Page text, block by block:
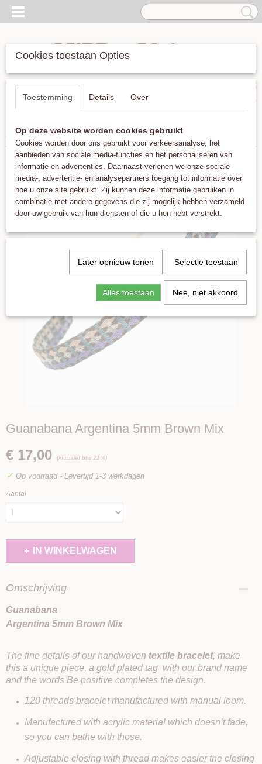
Inloggen Registreren
UW WINKELWAGEN
(0)
Home >Armbanden>Guanabana Argentina 5mm Brown Mix
Guanabana Argentina 5mm Brown Mix
€ 17,00 (inclusief btw 21%)
✓ Op voorraad - Levertijd 1-3 werkdagen
Aantal
IN WINKELWAGEN
Omschrijving
Guanabana
Argentina 5mm Brown Mix
The fine details of our handwoven textile bracelet, make
this a unique piece, a gold plated tag with our brand name
and the words Be positive completes the design.
120 threads bracelet manufactured with manual loom.
Manufactured with acrylic material which doesn’t fade,
so you can bathe with those.
Adjustable closing with thread makes easier the closing
Cookies toestaan Opties
Toestemming Details Over
Op deze website worden cookies gebruikt
Cookies worden door ons gebruikt voor verkeersanalyse, het
aanbieden van sociale media-functies en het personaliseren van
informatie en advertenties. Daarnaast verlenen we onze sociale
media-, advertentie- en analysepartners toegang tot informatie over
hoe u onze site gebruikt. Zij kunnen deze informatie gebruiken in
combinatie met andere gegevens die zij mogelijk hebben verzameld
door uw gebruik van hun diensten of die u hen hebt verstrekt.
Later opnieuw tonen Selectie toestaan
Alles toestaan Nee, niet akkoord